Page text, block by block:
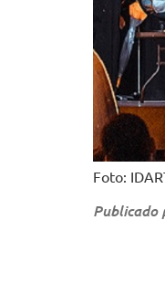
Foto:
Publicado